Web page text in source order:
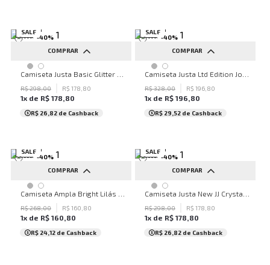
SALE
-40%
COMPRAR
M G
R$298,00 R$ 178 80
1x de R$ 178 80
R$ 26,82 de Cashback
SALE
-40%
COMPRAR
P
R$328,00 R$ 196 80
1x de R$ 196 80
R$ 29,52 de Cashback
SALE
-40%
COMPRAR
PP P M G
R$268,00 R$ 160 80
1x de R$ 160 80
R$ 24,12 de Cashback
SALE
-40%
COMPRAR
PP M
R$298,00 R$ 178 80
1x de R$ 178 80
R$ 26,82 de Cashback